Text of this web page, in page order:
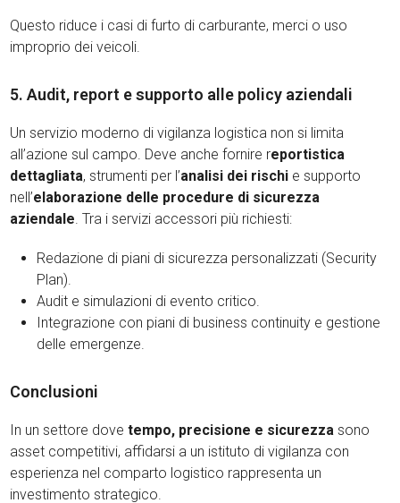
Questo riduce i casi di furto di carburante, merci o uso
improprio dei veicoli.
5. Audit, report e supporto alle policy aziendali
Un servizio moderno di vigilanza logistica non si limita
all’azione sul campo. Deve anche fornire reportistica
dettagliata, strumenti per l’analisi dei rischi e supporto
nell’elaborazione delle procedure di sicurezza
aziendale . Tra i servizi accessori più richiesti:
Redazione di piani di sicurezza personalizzati (Security
Plan).
Audit e simulazioni di evento critico.
Integrazione con piani di business continuity e gestione
delle emergenze.
Conclusioni
In un settore dovetempo, precisione e sicurezza sono
asset competitivi, affidarsi a un istituto di vigilanza con
esperienza nel comparto logistico rappresenta un
investimento strategico.